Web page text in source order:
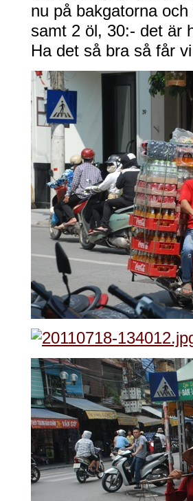
nu på bakgatorna
samt 2 öl, 30:- det är
Ha det så bra så får